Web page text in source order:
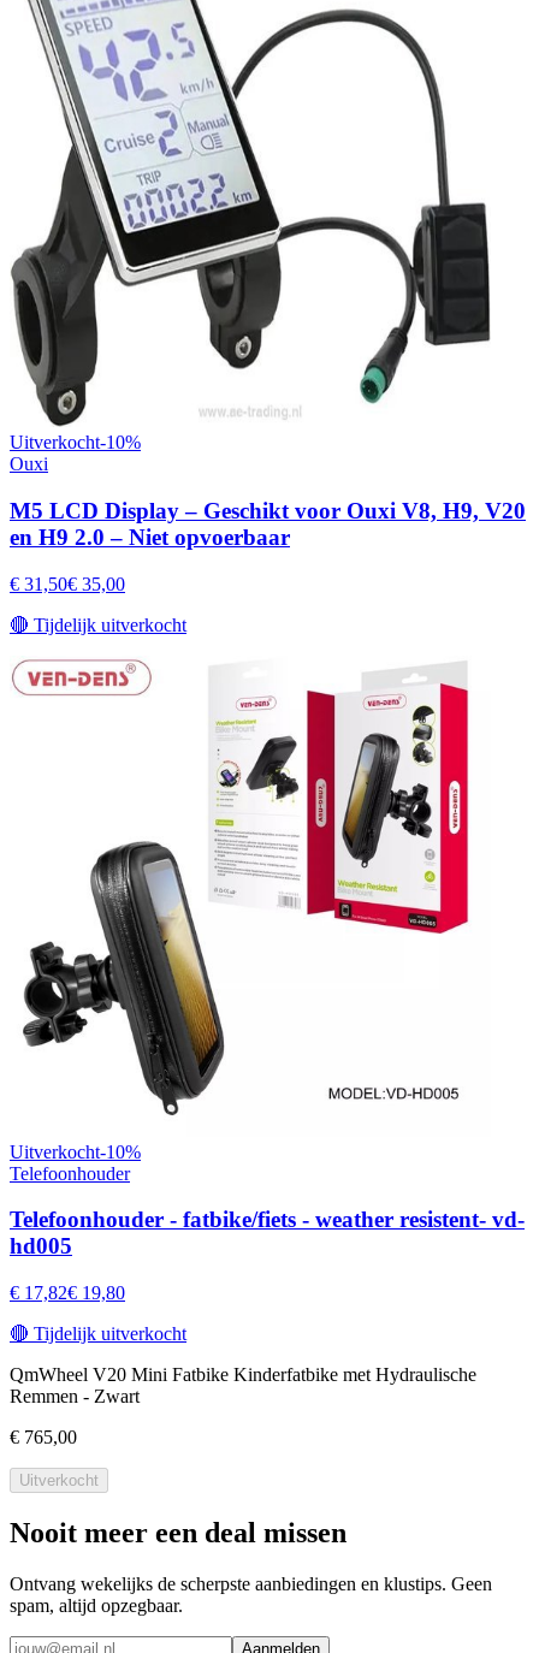
Uitverkocht-10%
Ouxi
M5 LCD Display – Geschikt voor Ouxi V8, H9, V20
en H9 2.0 – Niet opvoerbaar
€ 31,50€ 35,00
🔴 Tijdelijk uitverkocht
Uitverkocht-10%
Telefoonhouder
Telefoonhouder - fatbike/fiets - weather resistent- vd-
hd005
€ 17,82€ 19,80
🔴 Tijdelijk uitverkocht
QmWheel V20 Mini Fatbike Kinderfatbike met Hydraulische
Remmen - Zwart
€ 765,00
Uitverkocht
Nooit meer een deal missen
Ontvang wekelijks de scherpste aanbiedingen en klustips. Geen
spam, altijd opzegbaar.
Aanmelden